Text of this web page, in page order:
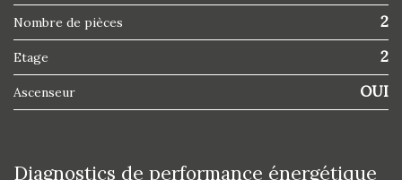
Nombre de pièces 2
Etage 2
Ascenseur OUI
diagnostics de performance énergétique